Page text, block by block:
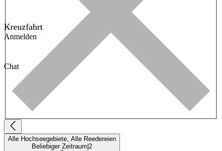
Kreuzfahrt
Anmelden
Chat
Alle Hochseegebiete, Alle Reedereien
Beliebiger Zeitraum 2